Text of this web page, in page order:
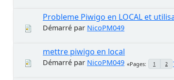
Probleme Piwigo en LOCAL et
Démarré par NicoPM049
mettre piwigo en local
Démarré par NicoPM049 Pages 1 2